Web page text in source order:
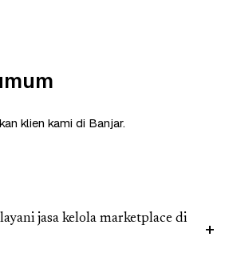
klien kami di Banjar.
jasa kelola marketplace di